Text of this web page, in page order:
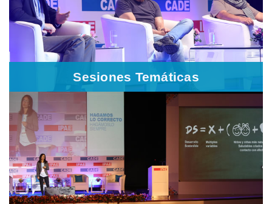
Sesiones Temáticas
Son sesiones estilo panel en las que los participantes
aprenderán y reflexionarán desde la voz de distintos
líderes sobre los principales temas seleccionados para
esta edición.
Exposiciones "Habla CADE"
Los líderes nos cuentan, en exposiciones individuales,
desde sus propias experiencias y distintas perspectivas
sobre la importancia de saber convivir entre peruanos. A
través de sus historias queremos inspirar y motivar a la